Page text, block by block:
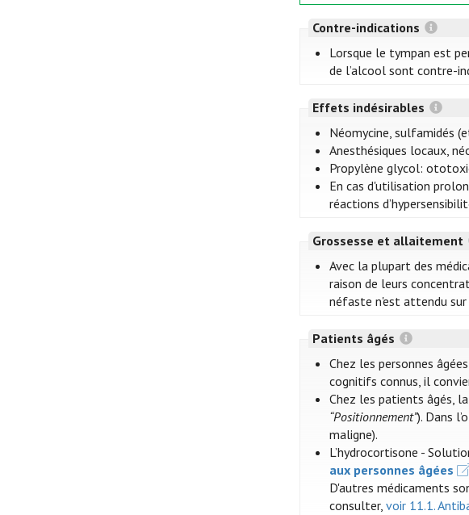
Contre-indications
Lorsque le tympan est
de l’alcool sont contre-
Effets indésirables
Néomycine, sulfamidés
Anesthésiques locaux,
Propylène glycol:
En cas d'utilisation
réactions
Grossesse et allaitement
Avec la plupart des
raison de leurs
néfaste n'est attendu
Patients âgés
Chez les personnes
cognitifs connus, il
Chez les patients âgés,
“Positionnement”). Dans
maligne).
L’hydrocortisone -
aux personnes âgées
D'autres médicaments
consulter,voir 11.1.